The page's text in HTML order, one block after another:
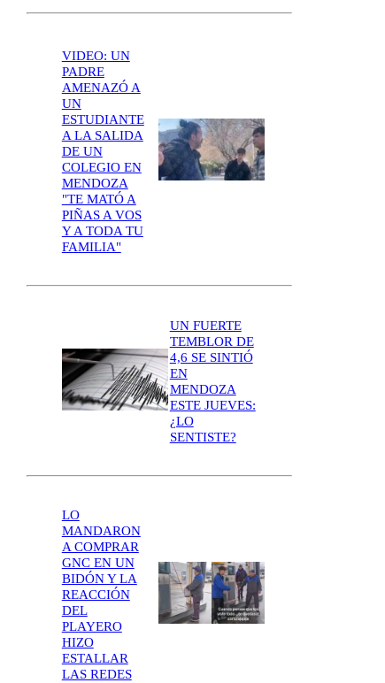
VIDEO: UN
PADRE
AMENAZÓ A
UN
ESTUDIANTE
A LA SALIDA
DE UN
COLEGIO EN
MENDOZA
"TE MATÓ A
PIÑAS A VOS
Y A TODA TU
FAMILIA"
UN FUERTE
TEMBLOR DE
4,6 SE SINTIÓ
EN
MENDOZA
ESTE JUEVES:
¿LO
SENTISTE?
LO
MANDARON
A COMPRAR
GNC EN UN
BIDÓN Y LA
REACCIÓN
DEL
PLAYERO
HIZO
ESTALLAR
LAS REDES